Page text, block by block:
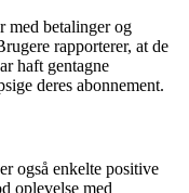
med betalinger og
rapporterer, at de
haft gentagne
deres abonnement.
også enkelte positive
oplevelse med